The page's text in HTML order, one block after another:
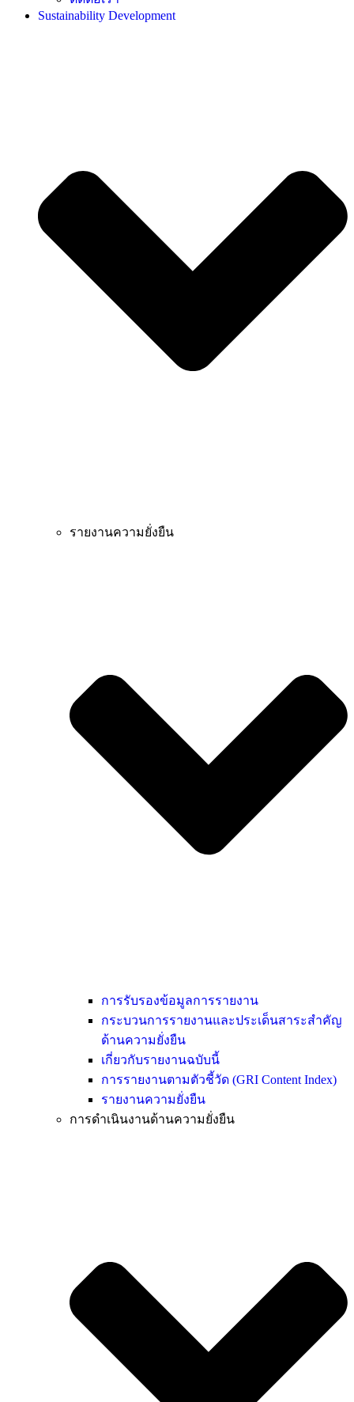
Sustainability Development
รายงานความยั่งยืน
การรับรองข้อมูลการรายงาน
กระบวนการรายงานและประเด็นสาระสำคัญ
ด้านความยั่งยืน
เกี่ยวกับรายงานฉบับนี้
การรายงานตามตัวชี้วัด (GRI Content Index)
รายงานความยั่งยืน
การดำเนินงานด้านความยั่งยืน